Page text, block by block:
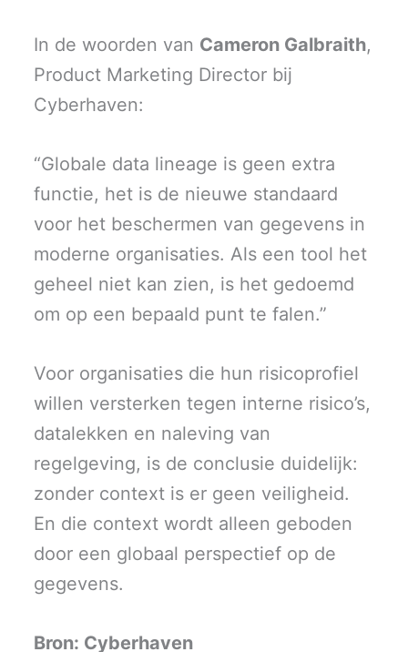
In de woorden van Cameron Galbraith,
Product Marketing Director bij
Cyberhaven:
“Globale data lineage is geen extra
functie, het is de nieuwe standaard
voor het beschermen van gegevens in
moderne organisaties. Als een tool het
geheel niet kan zien, is het gedoemd
om op een bepaald punt te falen.”
Voor organisaties die hun risicoprofiel
willen versterken tegen interne risico’s,
datalekken en naleving van
regelgeving, is de conclusie duidelijk:
zonder context is er geen veiligheid.
En die context wordt alleen geboden
door een globaal perspectief op de
gegevens.
Bron: Cyberhaven